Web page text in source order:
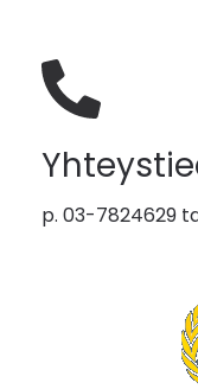
p. 03-7824629